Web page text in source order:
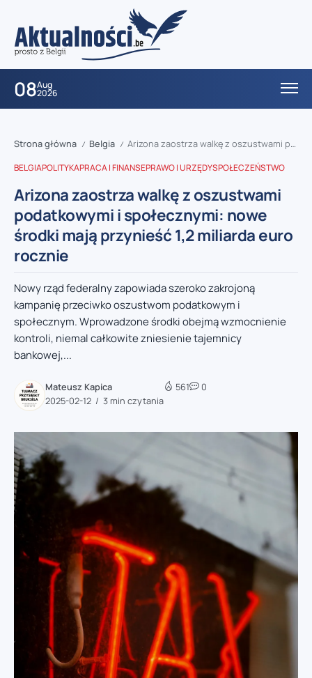
08Aug
2026
Strona główna / Belgia / Arizona zaostrza walkę z oszustwami podatkowymi i społecznymi: nowe środki mają przynieść 1,2 miliarda euro rocznie
BELGIAPOLITYKAPRACA I FINANSEPRAWO I URZĘDYSPOŁECZEŃSTWO
Arizona zaostrza walkę z oszustwami
podatkowymi i społecznymi: nowe
środki mają przynieść 1,2 miliarda euro
rocznie
Nowy rząd federalny zapowiada szeroko zakrojoną
kampanię przeciwko oszustwom podatkowym i
społecznym. Wprowadzone środki obejmą wzmocnienie
kontroli, niemal całkowite zniesienie tajemnicy
bankowej,...
Mateusz Kapica
2025-02-12
3 min czytania
561 0